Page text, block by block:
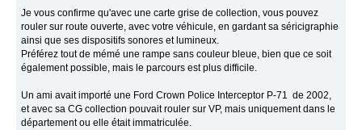
Je vous confirme qu'avec une carte grise de collection, vous pouvez
rouler sur route ouverte, avec votre véhicule, en gardant sa séricigraphie
ainsi que ses dispositifs sonores et lumineux.
Préférez tout de mémé une rampe sans couleur bleue, bien que ce soit
également possible, mais le parcours est plus difficile.
Un ami avait importé une Ford Crown Police Interceptor P-71 de 2002,
et avec sa CG collection pouvait rouler sur VP, mais uniquement dans le
département ou elle était immatriculée.